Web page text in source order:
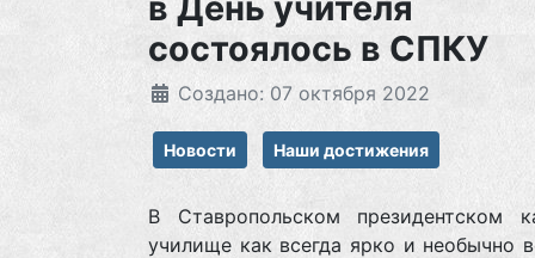
состоялось в СПКУ
Создано: 07 октября 2022
Новости Наши достижения
В Ставропольском президентском
училище как всегда ярко и необычно